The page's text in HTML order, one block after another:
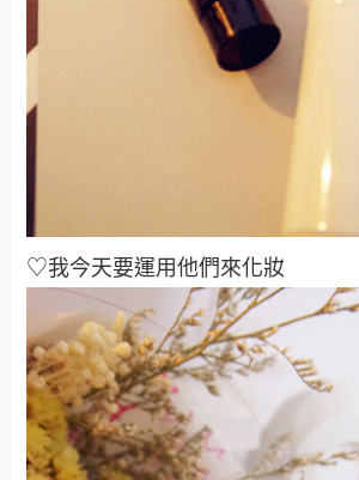
♡我今天要運用他們來化妝